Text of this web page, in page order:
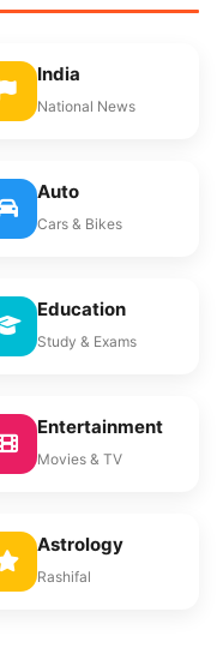
India
National News
Auto
Cars & Bikes
Education
Study & Exams
Entertainment
Movies & TV
Astrology
Rashifal